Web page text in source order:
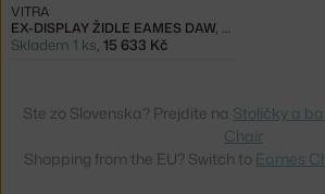
EX-DISPLAY ŽIDLE EAMES DAW, WARMGREY/IVORY
VITRA
Skladem 1 ks, 15 633 Kč
Ste zo Slovenska? Prejdite na Stoličky a
Chair
Shopping from the EU? Switch to Eames